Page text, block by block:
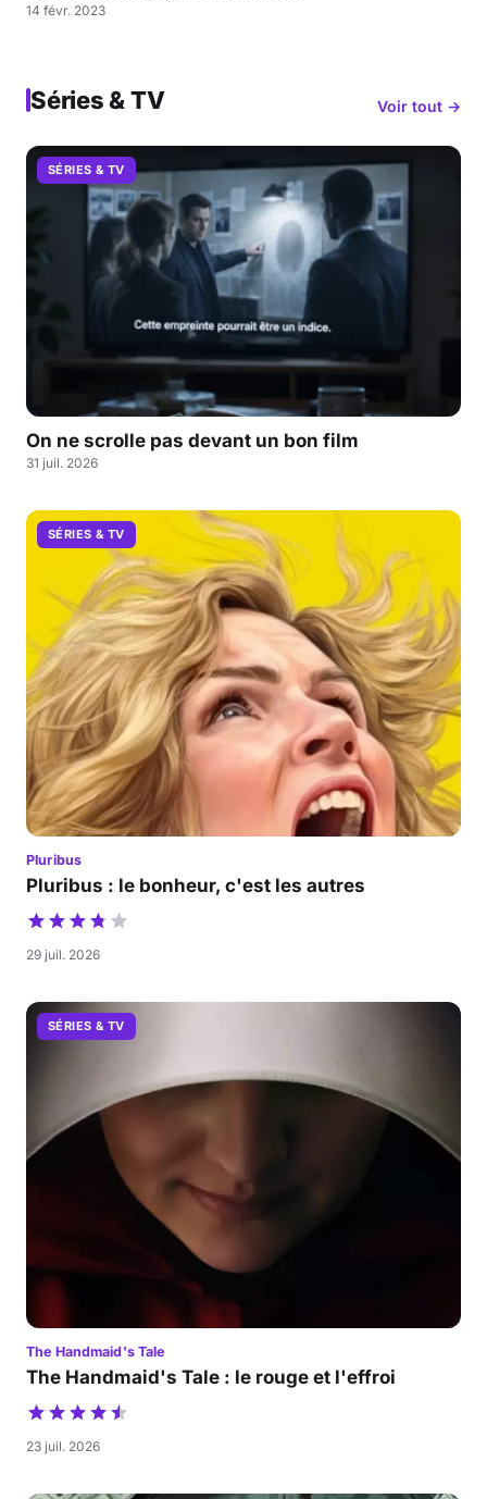
14 févr. 2023
Séries & TV Voir tout →
SÉRIES & TV
On ne scrolle pas devant un bon film
31 juil. 2026
SÉRIES & TV
Pluribus
Pluribus : le bonheur, c'est les autres
29 juil. 2026
SÉRIES & TV
The Handmaid's Tale
The Handmaid's Tale : le rouge et l'effroi
23 juil. 2026